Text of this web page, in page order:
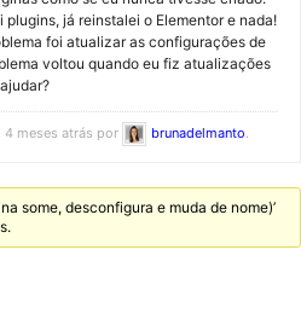
já reinstalei o Elementor e nada!
foi atualizar as configurações de
voltou quando eu fiz atualizações
meses atrás por brunadelmanto.
some, desconfigura e muda de nome)’